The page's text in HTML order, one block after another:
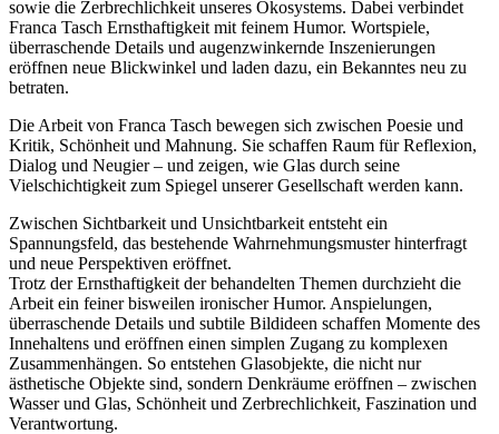
sowie die Zerbrechlichkeit unseres Ökosystems. Dabei verbindet
Franca Tasch Ernsthaftigkeit mit feinem Humor. Wortspiele,
überraschende Details und augenzwinkernde Inszenierungen
eröffnen neue Blickwinkel und laden dazu, ein Bekanntes neu zu
betraten.
Die Arbeit von Franca Tasch bewegen sich zwischen Poesie und
Kritik, Schönheit und Mahnung. Sie schaffen Raum für Reflexion,
Dialog und Neugier – und zeigen, wie Glas durch seine
Vielschichtigkeit zum Spiegel unserer Gesellschaft werden kann.
Zwischen Sichtbarkeit und Unsichtbarkeit entsteht ein
Spannungsfeld, das bestehende Wahrnehmungsmuster hinterfragt
und neue Perspektiven eröffnet.
Trotz der Ernsthaftigkeit der behandelten Themen durchzieht die
Arbeit ein feiner bisweilen ironischer Humor. Anspielungen,
überraschende Details und subtile Bildideen schaffen Momente des
Innehaltens und eröffnen einen simplen Zugang zu komplexen
Zusammenhängen. So entstehen Glasobjekte, die nicht nur
ästhetische Objekte sind, sondern Denkräume eröffnen – zwischen
Wasser und Glas, Schönheit und Zerbrechlichkeit, Faszination und
Verantwortung.